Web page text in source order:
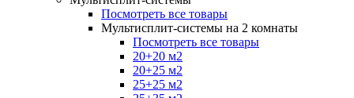
Посмотреть все товары
Мультисплит-системы на 2 комнаты
Посмотреть все товары
20+20 м2
20+25 м2
25+25 м2